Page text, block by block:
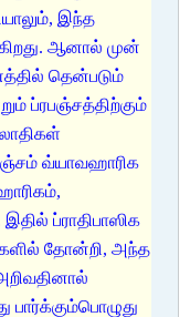
இந்த
ஆனால் முன்
தென்படும்
ப்ரபஞ்சத்திற்கும்
வ்யாவஹாரிக
ப்ராதிபாஸிக
தோன்றி, அந்த
பார்க்கும்பொழுது